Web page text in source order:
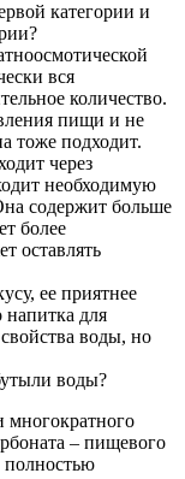
категории и
вся
количество.
пищи и не
тоже подходит.
через
необходимую
содержит больше
более
оставлять
ее приятнее
напитка для
воды, но
воды?
многократного
– пищевого
полностью